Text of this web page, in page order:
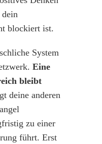
blockiert ist.
System
Eine
bleibt
deine anderen
zu einer
führt. Erst